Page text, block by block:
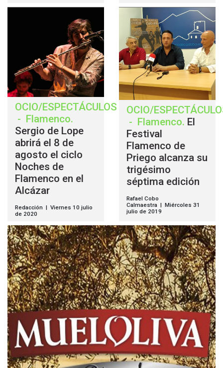
OCIO/ESPECTÁCULOS
- Flamenco.
Sergio de Lope
abrirá el 8 de
agosto el ciclo
Noches de
Flamenco en el
Alcázar
Redacción | Viernes 10 julio
de 2020
OCIO/
- Flamenco. El
Festival
Flamenco de
Priego alcanza su
trigésimo
séptima edición
Rafael Cobo
Calmaestra | Miércoles 31
julio de 2019